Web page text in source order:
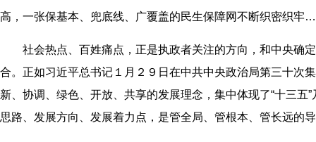
高，一张保基本、兜底线、广覆盖的民生保障网不断织密织
社会热点、百姓痛点，正是执政者关注的方向，和中央确
合。正如习近平总书记１月２９日在中共中央政治局第三十次
新、协调、绿色、开放、共享的发展理念，集中体现了“十三五
思路、发展方向、发展着力点，是管全局、管根本、管长远的